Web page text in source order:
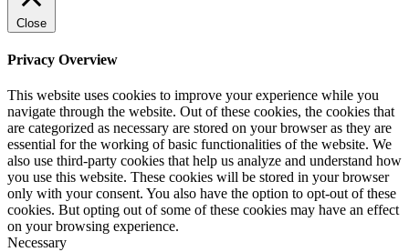
Close
Privacy Overview
This website uses cookies to improve your experience while you
navigate through the website. Out of these cookies, the cookies that
are categorized as necessary are stored on your browser as they are
essential for the working of basic functionalities of the website. We
also use third-party cookies that help us analyze and understand how
you use this website. These cookies will be stored in your browser
only with your consent. You also have the option to opt-out of these
cookies. But opting out of some of these cookies may have an effect
on your browsing experience.
Necessary